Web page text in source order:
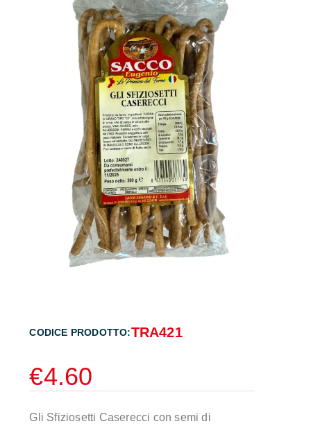
CODICE PRODOTTO:TRA421
€4.60
Gli Sfiziosetti Caserecci con semi di